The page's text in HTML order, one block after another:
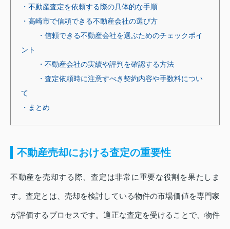
・不動産査定を依頼する際の具体的な手順
・高崎市で信頼できる不動産会社の選び方
・信頼できる不動産会社を選ぶためのチェックポイ
ント
・不動産会社の実績や評判を確認する方法
・査定依頼時に注意すべき契約内容や手数料につい
て
・まとめ
不動産売却における査定の重要性
不動産を売却する際、査定は非常に重要な役割を果たしま
す。査定とは、売却を検討している物件の市場価値を専門家
が評価するプロセスです。適正な査定を受けることで、物件